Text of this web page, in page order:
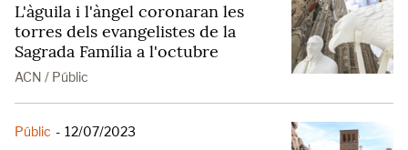
L'àguila i l'àngel coronaran les
torres dels evangelistes de la
Sagrada Família a l'octubre
ACN / Públic
Públic - 12/07/2023